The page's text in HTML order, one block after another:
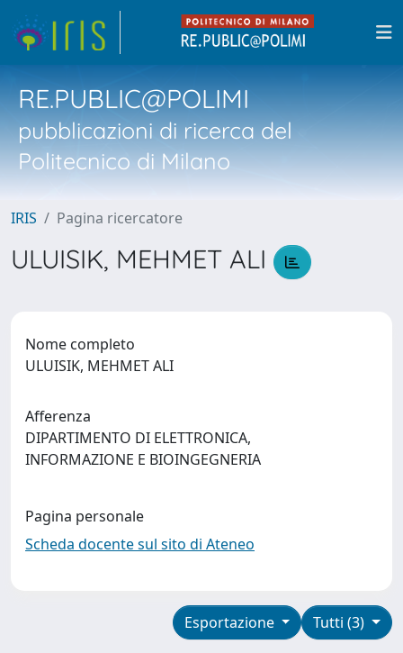
RE.PUBLIC@POLIMI
pubblicazioni di ricerca del
Politecnico di Milano
IRIS Pagina ricercatore
ULUISIK, MEHMET ALI
Nome completo
ULUISIK, MEHMET ALI
Afferenza
DIPARTIMENTO DI ELETTRONICA,
INFORMAZIONE E BIOINGEGNERIA
Pagina personale
Scheda docente sul sito di Ateneo
Tutti (3)
Esportazione